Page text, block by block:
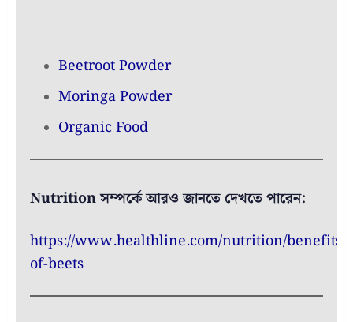
Beetroot Powder
Moringa Powder
Organic Food
Nutrition সম্পর্কে আরও জানতে দেখতে পারেন:
https://www.healthline.com/nutrition/benefits-
of-beets